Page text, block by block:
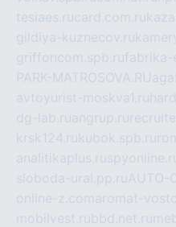
tesiaes.rucard.com.ru
gildiya-kuznecov.ru
griffoncom.spb.rufabrika-
PARK-MATROSOVA.RU
avtoyurist-moskva1.ru
dg-lab.ruangrup.ru
krsk124.rukubok.spb.ru
analitikaplus.ru
sloboda-ural.pp.ruAUTO-
online-z.comaromat-
mobilvest.rubbd.net.ru